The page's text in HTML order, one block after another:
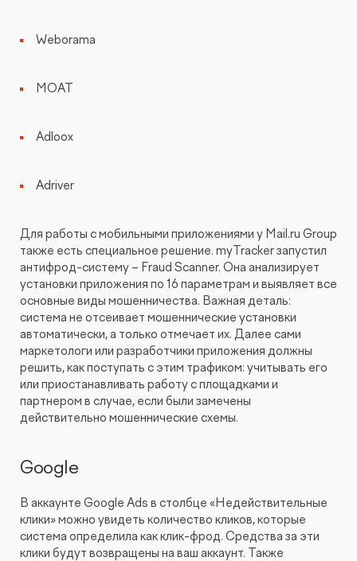
Weborama
MOAT
Adloox
Adriver
Для работы с мобильными приложениями у Mail.ru Group
также есть специальное решение. myTracker запустил
антифрод-систему – Fraud Scanner. Она анализирует
установки приложения по 16 параметрам и выявляет все
основные виды мошенничества. Важная деталь:
система не отсеивает мошеннические установки
автоматически, а только отмечает их. Далее сами
маркетологи или разработчики приложения должны
решить, как поступать с этим трафиком: учитывать его
или приостанавливать работу с площадками и
партнером в случае, если были замечены
действительно мошеннические схемы.
Google
В аккаунте Google Ads в столбце «Недействительные
клики» можно увидеть количество кликов, которые
система определила как клик-фрод. Средства за эти
клики будут возвращены на ваш аккаунт. Также